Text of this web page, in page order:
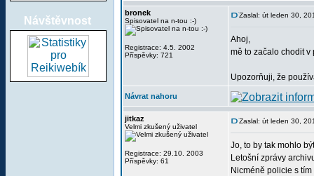
Návštěvnost
bronek
Spisovatel na n-tou :-)
Registrace: 4.5. 2002
Příspěvky: 721
Zaslal: út leden 30,
Ahoj,
mě to začalo chodit v
Upozorňuji, že
Návrat nahoru
jitkaz
Velmi zkušený uživatel
Registrace: 29.10. 2003
Příspěvky: 61
Zaslal: út leden 30,
Jo, to by tak mohlo
Letošní zprávy
Nicméně policie s